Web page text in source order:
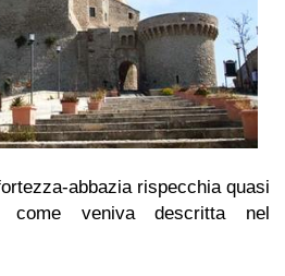
abbazia rispecchia quasi
come veniva descritta nel